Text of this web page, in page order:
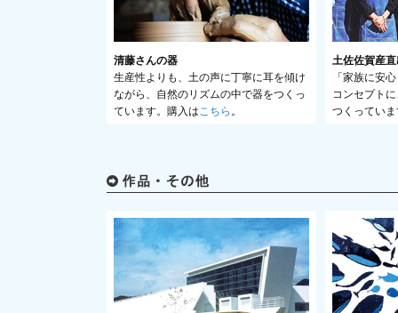
清藤さんの器
生産性よりも、土の声に丁寧に耳を傾け
ながら、自然のリズムの中で器をつくっ
ています。購入はこちら 。
土佐佐賀産
「家族に安
コンセプト
つくってい